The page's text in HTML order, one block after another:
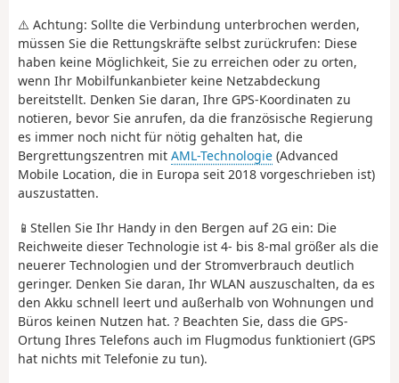
⚠️ Achtung: Sollte die Verbindung unterbrochen werden,
müssen Sie die Rettungskräfte selbst zurückrufen: Diese
haben keine Möglichkeit, Sie zu erreichen oder zu orten,
wenn Ihr Mobilfunkanbieter keine Netzabdeckung
bereitstellt. Denken Sie daran, Ihre GPS-Koordinaten zu
notieren, bevor Sie anrufen, da die französische Regierung
es immer noch nicht für nötig gehalten hat, die
Bergrettungszentren mit AML-Technologie (Advanced
Mobile Location, die in Europa seit 2018 vorgeschrieben ist)
auszustatten.
📱Stellen Sie Ihr Handy in den Bergen auf 2G ein: Die
Reichweite dieser Technologie ist 4- bis 8-mal größer als die
neuerer Technologien und der Stromverbrauch deutlich
geringer. Denken Sie daran, Ihr WLAN auszuschalten, da es
den Akku schnell leert und außerhalb von Wohnungen und
Büros keinen Nutzen hat. ? Beachten Sie, dass die GPS-
Ortung Ihres Telefons auch im Flugmodus funktioniert (GPS
hat nichts mit Telefonie zu tun).